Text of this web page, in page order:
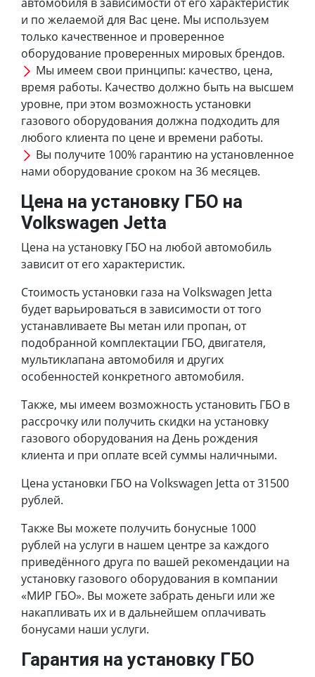
и по желаемой для Вас цене. Мы используем
только качественное и проверенное
оборудование проверенных мировых брендов.
Мы имеем свои принципы: качество, цена,
время работы. Качество должно быть на высшем
уровне, при этом возможность установки
газового оборудования должна подходить для
любого клиента по цене и времени работы.
Вы получите 100% гарантию на установленное
нами оборудование сроком на 36 месяцев.
Цена на установку ГБО на
Volkswagen Jetta
Цена на установку ГБО на любой автомобиль
зависит от его характеристик.
Стоимость установки газа на Volkswagen Jetta
будет варьироваться в зависимости от того
устанавливаете Вы метан или пропан, от
подобранной комплектации ГБО, двигателя,
мультиклапана автомобиля и других
особенностей конкретного автомобиля.
Также, мы имеем возможность установить ГБО в
рассрочку или получить скидки на установку
газового оборудования на День рождения
клиента и при оплате всей суммы наличными.
Цена установки ГБО на Volkswagen Jetta от 31500
рублей.
Также Вы можете получить бонусные 1000
рублей на услуги в нашем центре за каждого
приведённого друга по вашей рекомендации на
установку газового оборудования в компании
«МИР ГБО». Вы можете забрать деньги или же
накапливать их и в дальнейшем оплачивать
бонусами наши услуги.
Гарантия на установку ГБО